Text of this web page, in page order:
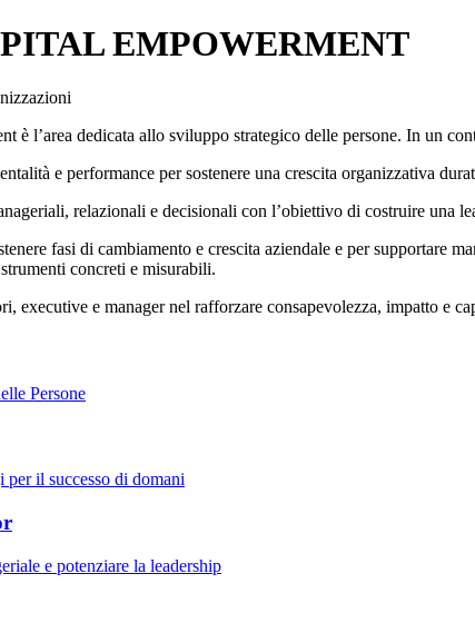
EMPOWERMENT
è l’area dedicata allo sviluppo strategico delle persone. In un
e performance per sostenere una crescita organizzativa
relazionali e decisionali con l’obiettivo di costruire una
fasi di cambiamento e crescita aziendale e per supportare
concreti e misurabili.
executive e manager nel rafforzare consapevolezza, impatto e
Persone
per il successo di domani
e potenziare la leadership